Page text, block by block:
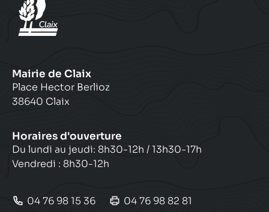
Mairie de Claix
Place Hector Berlioz
38640 Claix
Horaires d'ouverture
Du lundi au jeudi: 8h30-12h / 13h30-17h
Vendredi : 8h30-12h
04 76 98 15 36 04 76 98 82 81